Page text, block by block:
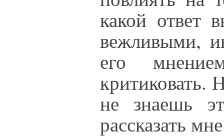
какой ответ
вежливыми,
его
критиковать.
не знаешь
рассказать